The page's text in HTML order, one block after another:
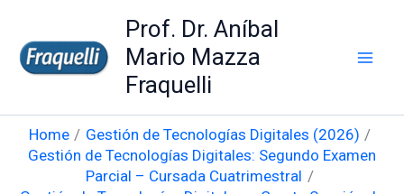
content
Prof. Dr. Aníbal
Mario Mazza
Fraquelli
Home
Gestión de Tecnologías Digitales (2026)
Gestión de Tecnologías Digitales: Segundo Examen
Parcial – Cursada Cuatrimestral